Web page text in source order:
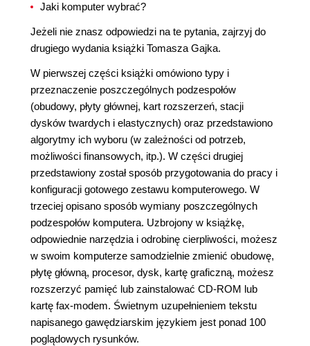
Jaki komputer wybrać?
Jeżeli nie znasz odpowiedzi na te pytania, zajrzyj do
drugiego wydania książki Tomasza Gajka.
W pierwszej części książki omówiono typy i
przeznaczenie poszczególnych podzespołów
(obudowy, płyty głównej, kart rozszerzeń, stacji
dysków twardych i elastycznych) oraz przedstawiono
algorytmy ich wyboru (w zależności od potrzeb,
możliwości finansowych, itp.). W części drugiej
przedstawiony został sposób przygotowania do pracy i
konfiguracji gotowego zestawu komputerowego. W
trzeciej opisano sposób wymiany poszczególnych
podzespołów komputera. Uzbrojony w książkę,
odpowiednie narzędzia i odrobinę cierpliwości, możesz
w swoim komputerze samodzielnie zmienić obudowę,
płytę główną, procesor, dysk, kartę graficzną, możesz
rozszerzyć pamięć lub zainstalować CD-ROM lub
kartę fax-modem. Świetnym uzupełnieniem tekstu
napisanego gawędziarskim językiem jest ponad 100
poglądowych rysunków.